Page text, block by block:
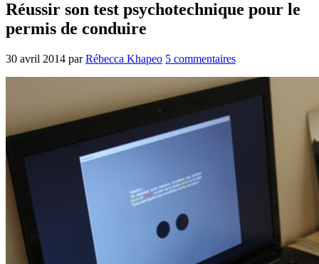
Réussir son test psychotechnique pour le
permis de conduire
30 avril 2014 parRébecca Khapeo 5 commentaires